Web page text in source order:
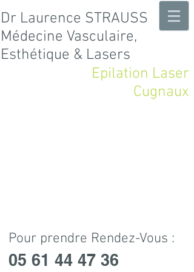
Dr Laurence STRAUSS
Médecine Vasculaire,
Esthétique & Lasers
Epilation Laser
Cugnaux
Pour prendre Rendez-Vous :
05 61 44 47 36